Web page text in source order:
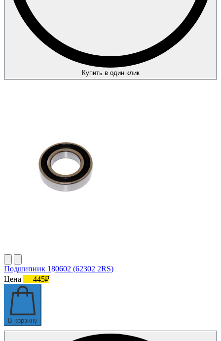
Купить в один клик
Подшипник 180602 (62302 2RS)
Цена
445₽
В корзину